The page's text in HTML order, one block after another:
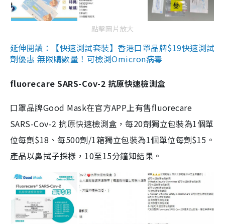
點擊圖片放大
延伸閱讀：【快速測試套裝】香港口罩品牌$19快速測試
劑優惠 無限購數量！可檢測Omicron病毒
fluorecare SARS-Cov-2 抗原快速檢測盒
口罩品牌Good Mask在官方APP上有售fluorecare
SARS-Cov-2 抗原快速檢測盒，每20劑獨立包裝為1個單
位每劑$18、每500劑/1箱獨立包裝為1個單位每劑$15。
產品以鼻拭子採樣，10至15分鐘知結果。